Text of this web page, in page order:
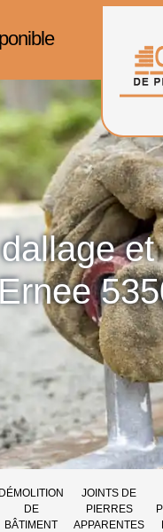
et
DÉMOLITION
DE
BÂTIMENT
JOINTS DE
PIERRES
APPARENTES